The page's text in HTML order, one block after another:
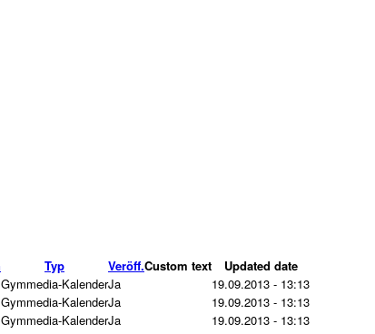
Typ Veröff.Custom text
Updated date
Gymmedia-KalenderJa
19.09.2013 - 13:13
Gymmedia-KalenderJa
19.09.2013 - 13:13
Gymmedia-KalenderJa
19.09.2013 - 13:13